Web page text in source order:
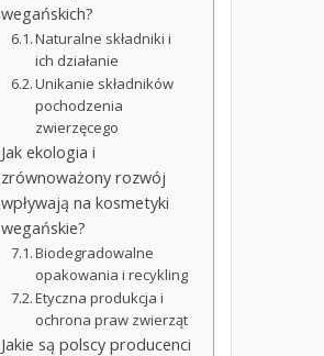
wegańskich?
Naturalne składniki i
ich działanie
Unikanie składników
pochodzenia
zwierzęcego
Jak ekologia i
zrównoważony rozwój
wpływają na kosmetyki
wegańskie?
Biodegradowalne
opakowania i recykling
Etyczna produkcja i
ochrona praw zwierząt
Jakie są polscy producenci